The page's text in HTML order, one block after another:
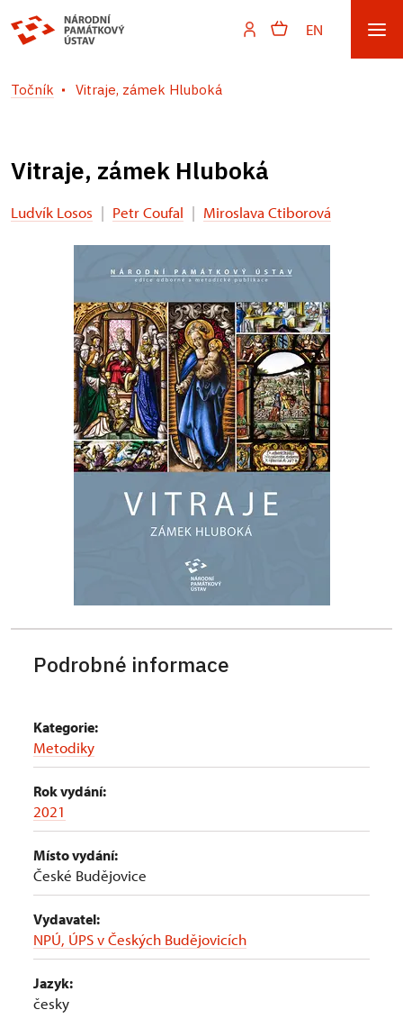
EN
Točník Vitraje, zámek Hluboká
Vitraje, zámek Hluboká
Ludvík Losos | Petr Coufal | Miroslava Ctiborová
Podrobné informace
Kategorie:
Metodiky
Rok vydání:
2021
Místo vydání:
České Budějovice
Vydavatel:
NPÚ, ÚPS v Českých Budějovicích
Jazyk:
česky